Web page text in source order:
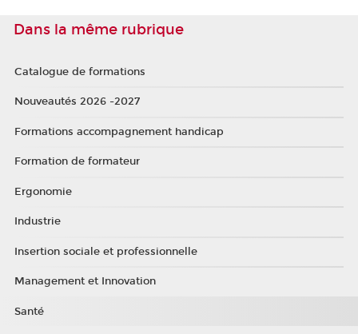
Dans la même rubrique
Catalogue de formations
Nouveautés 2026 -2027
Formations accompagnement handicap
Formation de formateur
Ergonomie
Industrie
Insertion sociale et professionnelle
Management et Innovation
Santé